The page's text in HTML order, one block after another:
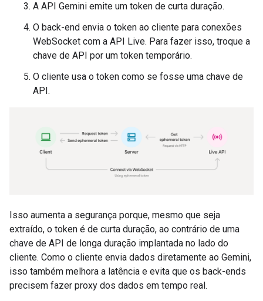
A API Gemini emite um token de curta duração.
O back-end envia o token ao cliente para conexões
WebSocket com a API Live. Para fazer isso, troque a
chave de API por um token temporário.
O cliente usa o token como se fosse uma chave de
API.
Isso aumenta a segurança porque, mesmo que seja
extraído, o token é de curta duração, ao contrário de uma
chave de API de longa duração implantada no lado do
cliente. Como o cliente envia dados diretamente ao Gemini,
isso também melhora a latência e evita que os back-ends
precisem fazer proxy dos dados em tempo real.